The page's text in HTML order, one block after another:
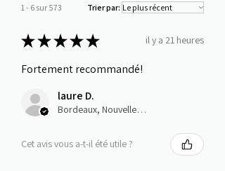
1 - 6 sur 573 Trier par:
★★★★★ il y a 21 heures
Fortement recommandé!
laure D.
Bordeaux, Nouvelle-Aquitaine
Cet avis vous a-t-il été utile ?